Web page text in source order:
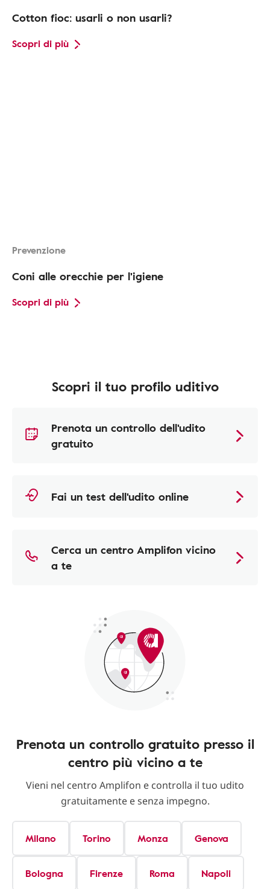
Cotton fioc: usarli o non usarli?
Scopri di più
Prevenzione
Coni alle orecchie per l'igiene
Scopri di più
Scopri il tuo profilo uditivo
Prenota un controllo dell'udito
gratuito
Fai un test dell'udito online
Cerca un centro Amplifon vicino
a te
Prenota un controllo gratuito presso il
centro più vicino a te
Vieni nel centro Amplifon e controlla il tuo udito
gratuitamente e senza impegno.
Milano Torino Monza Genova
Bologna Firenze Roma Napoli